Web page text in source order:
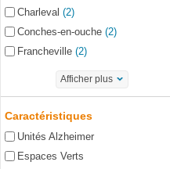
Charleval (2)
Conches-en-ouche (2)
Francheville (2)
Afficher plus
Caractéristiques
Unités Alzheimer
Espaces Verts